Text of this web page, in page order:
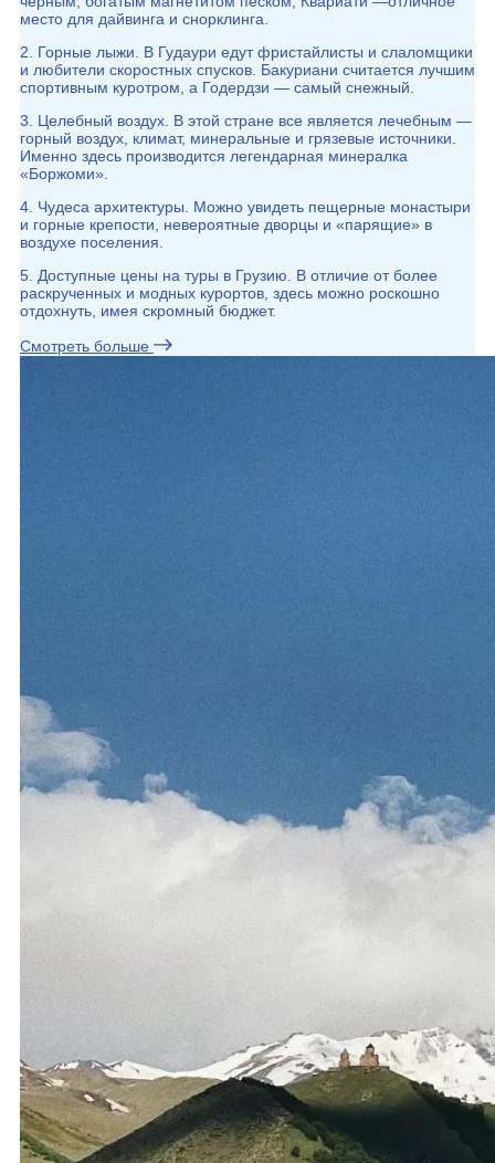
место для дайвинга и снорклинга.
2. Горные лыжи. В Гудаури едут фристайлисты и слаломщики
и любители скоростных спусков. Бакуриани считается лучшим
спортивным куротром, а Годердзи — самый снежный.
3. Целебный воздух. В этой стране все является лечебным —
горный воздух, климат, минеральные и грязевые источники.
Именно здесь производится легендарная минералка
«Боржоми».
4. Чудеса архитектуры. Можно увидеть пещерные монастыри
и горные крепости, невероятные дворцы и «парящие» в
воздухе поселения.
5. Доступные цены на туры в Грузию. В отличие от более
раскрученных и модных курортов, здесь можно роскошно
отдохнуть, имея скромный бюджет.
Смотреть больше